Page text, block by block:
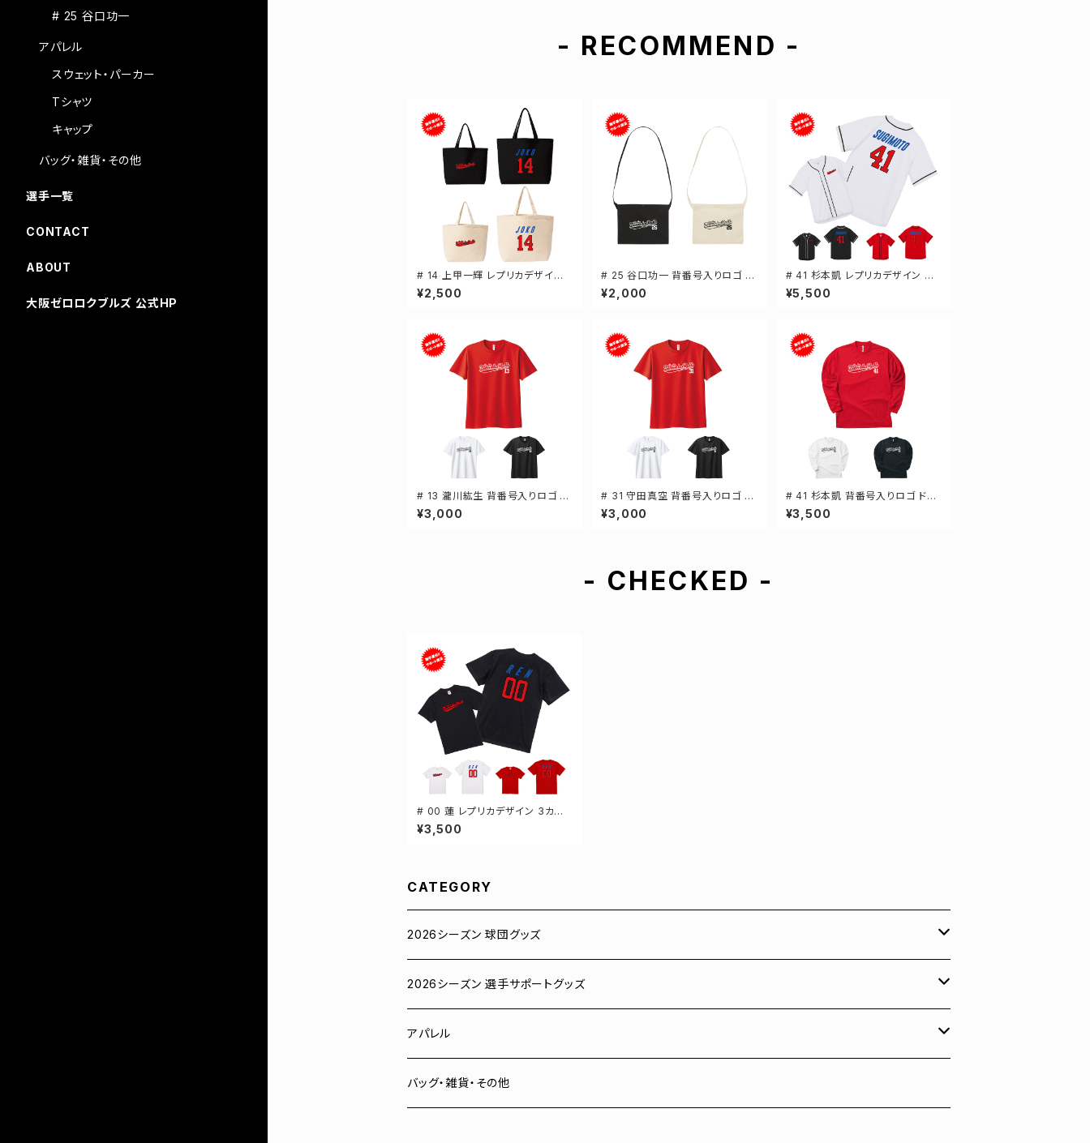
- RECOMMEND -
# 14 上甲一輝 レプリカデザイン
選手還元 キャンバストートバッグ 2
カラー MLサイズ 000778
¥2,500
# 25 谷口功一 背番号入りロゴ キ
ャンバスサコッシュ 選手還元 2カ
ラー 001461
¥2,000
# 41 杉本凱 レプリカデザイン 3
カラー 選手還元 ベースボールシ
ャツ S-XXLサイズ 598201
¥5,500
# 13 瀧川紘生 背番号入りロゴ ド
ライTシャツ 半袖 選手還元 3カラ
ー S-5Lサイズ 000300
¥3,000
# 31 守田真空 背番号入りロゴ ド
ライTシャツ 半袖 選手還元 3カラ
ー S-5Lサイズ 000300
¥3,000
# 41 杉本凱 背番号入りロゴ ドラ
イTシャツ 長袖 選手還元 3カラー
S-5Lサイズ 000304
¥3,500
- CHECKED -
# 00 蓮 レプリカデザイン 3カラ
ー 選手還元 半袖Tシャツ S-XXX
Lサイズ 500101
¥3,500
CATEGORY
2026シーズン 球団グッズ
ユニフォーム
Tシャツ
スウェット
2026シーズン 選手サポートグッズ
# 00 蓮
# 0 岡田竜汰
アパレル
スウェット・パーカー
バッグ・雑貨・その他
# 25 谷口功一
アパレル
スウェット・パーカー
Tシャツ
キャップ
バッグ・雑貨・その他
選手一覧
CONTACT
ABOUT
大阪ゼロロクブルズ 公式HP